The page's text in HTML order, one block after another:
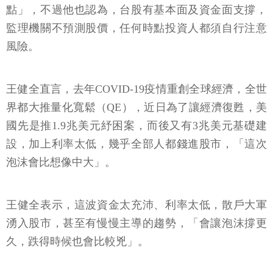
點」，不過他也認為，台股有基本面及資金面支撐，
監理機關不預測股價，任何時點投資人都須自行注意
風險。
王健全直言，去年COVID-19疫情重創全球經濟，全世
界都大推量化寬鬆（QE），近日為了讓經濟復甦，美
國先是推1.9兆美元紓困案，而後又有3兆美元基礎建
設，加上利率太低，幾乎全部人都錢進股市，「這次
泡沫會比想像中大」。
王健全表示，這波資金太充沛、利率太低，散戶大軍
湧入股市，甚至有慢慢主導的趨勢，「會讓泡沫撐更
久，跌得時候也會比較兇」。